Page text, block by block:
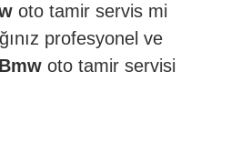
oto tamir servis mi
profesyonel ve
Bmw oto tamir servisi